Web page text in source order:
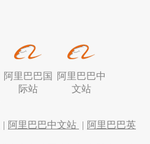
阿里巴巴国
际站
阿里巴巴中
文站
| 阿里巴巴中文站 | 阿里巴巴英